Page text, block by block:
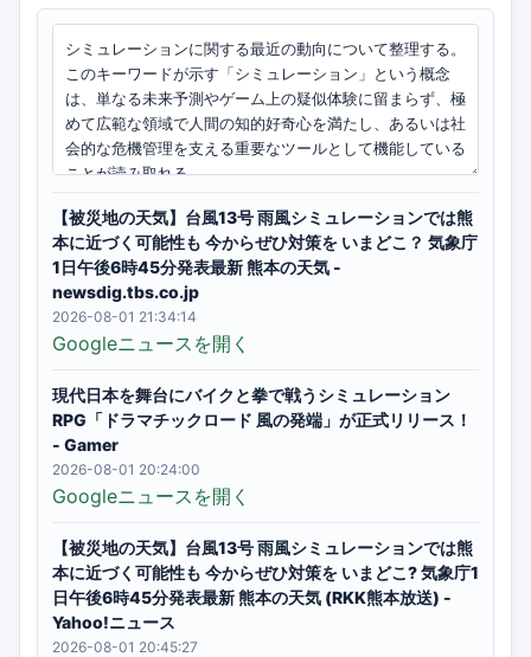
【被災地の天気】台風13号 雨風シミュレーションでは熊
本に近づく可能性も 今からぜひ対策を いまどこ？ 気象庁
1日午後6時45分発表最新 熊本の天気 -
newsdig.tbs.co.jp
2026-08-01 21:34:14
Googleニュースを開く
現代日本を舞台にバイクと拳で戦うシミュレーション
RPG「ドラマチックロード 風の発端」が正式リリース！
- Gamer
2026-08-01 20:24:00
Googleニュースを開く
【被災地の天気】台風13号 雨風シミュレーションでは熊
本に近づく可能性も 今からぜひ対策を いまどこ? 気象庁1
日午後6時45分発表最新 熊本の天気 (RKK熊本放送) -
Yahoo!ニュース
2026-08-01 20:45:27